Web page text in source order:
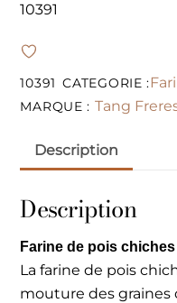
10391
10391 CATEGORIE :
MARQUE : Tang
Description
Description
Farine de pois
La farine de pois
mouture des graines